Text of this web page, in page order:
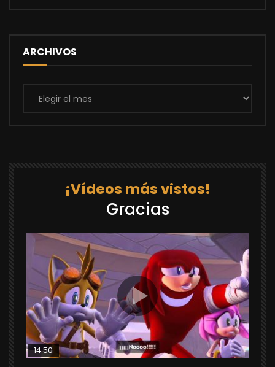
ARCHIVOS
Archivos
¡Vídeos más vistos!
Gracias
14:50